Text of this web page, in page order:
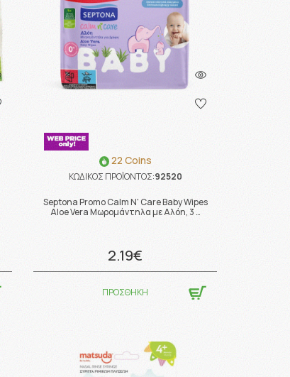
22 Coins
ΚΩΔΙΚΟΣ ΠΡΟΪΟΝΤΟΣ:92520
Septona Promo Calm N' Care Baby Wipes
Aloe Vera Μωρομάντηλα με Αλόη, 3 …
2.19€
ΠΡΟΣΘΗΚΗ